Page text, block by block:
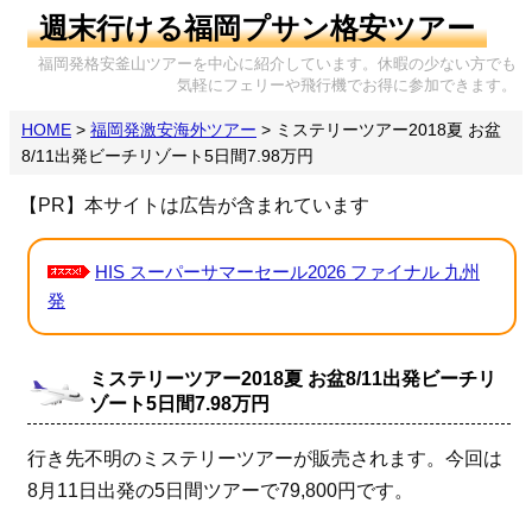
週末行ける福岡プサン格安ツアー
福岡発格安釜山ツアーを中心に紹介しています。休暇の少ない方でも
気軽にフェリーや飛行機でお得に参加できます。
HOME > 福岡発激安海外ツアー > ミステリーツアー2018夏 お盆
8/11出発ビーチリゾート5日間7.98万円
【PR】本サイトは広告が含まれています
HIS スーパーサマーセール2026 ファイナル 九州
発
ミステリーツアー2018夏 お盆8/11出発ビーチリ
ゾート5日間7.98万円
行き先不明のミステリーツアーが販売されます。今回は
8月11日出発の5日間ツアーで79,800円です。